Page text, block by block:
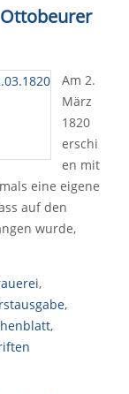
Am 2.
März
1820
erschi
en mit
eine eigene
auf den
wurde,
,
,
,